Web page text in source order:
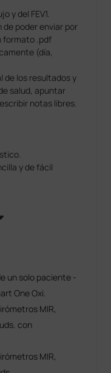
y del FEV1.
de poder enviar por
formato .pdf
(día,
de los resultados y
salud, apuntar
notas libres.
y de fácil
un solo paciente -
One Oxi.
MIR,
con
MIR,